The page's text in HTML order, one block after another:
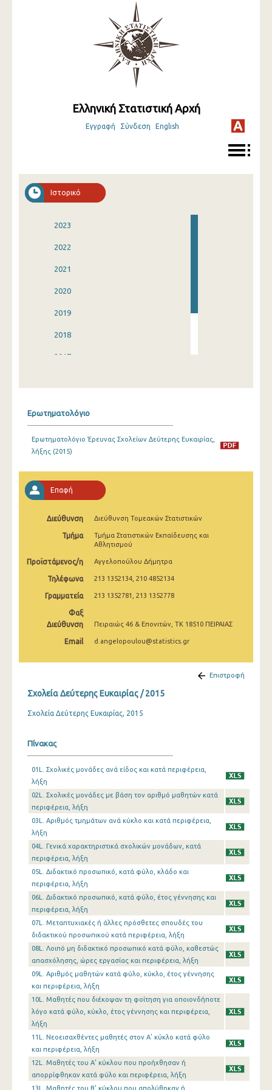
Ελληνική Στατιστική Αρχή
Εγγραφή Σύνδεση English
Ιστορικό
2023
2022
2021
2020
2019
2018
2017
Ερωτηματολόγιο
Ερωτηματολόγιο Έρευνας Σχολείων Δεύτερης Ευκαιρίας,
λήξης (2015)
Επαφή
Διεύθυνση Διεύθυνση Τομεακών Στατιστικών
Τμήμα
Τμήμα Στατιστικών Εκπαίδευσης και
Αθλητισμού
Προϊστάμενος/η Αγγελοπούλου Δήμητρα
Τηλέφωνα 213 1352134, 210 4852134
Γραμματεία 213 1352781, 213 1352778
Φαξ
Διεύθυνση
Πειραιώς 46 & Επονιτών, ΤΚ 18510 ΠΕΙΡΑΙΑΣ
Email d.angelopoulou@statistics.gr
Επιστροφή
Σχολεία Δεύτερης Ευκαιρίας / 2015
Σχολεία Δεύτερης Ευκαιρίας, 2015
Πίνακας
01L. Σχολικές μονάδες ανά είδος και κατά περιφέρεια,
λήξη
02L. Σχολικές μονάδες με βάση τον αριθμό μαθητών κατά
περιφέρεια, λήξη
03L. Αριθμός τμημάτων ανά κύκλο και κατά περιφέρεια,
λήξη
04L. Γενικά χαρακτηριστικά σχολικών μονάδων, κατά
περιφέρεια, λήξη
05L. Διδακτικό προσωπικό, κατά φύλο, κλάδο και
περιφέρεια, λήξη
06L. Διδακτικό προσωπικό, κατά φύλο, έτος γέννησης και
περιφέρεια, λήξη
07L. Μεταπτυχιακές ή άλλες πρόσθετες σπουδές του
διδακτικού προσωπικού κατά περιφέρεια, λήξη
08L. Λοιπό μη διδακτικό προσωπικό κατά φύλο, καθεστώς
απασχόλησης, ώρες εργασίας και περιφέρεια, λήξη
09L. Αριθμός μαθητών κατά φύλο, κύκλο, έτος γέννησης
και περιφέρεια, λήξη
10L. Μαθητές που διέκοψαν τη φοίτηση για οποιονδήποτε
λόγο κατά φύλο, κύκλο, έτος γέννησης και περιφέρεια,
λήξη
11L. Νεοεισαχθέντες μαθητές στον Α’ κύκλο κατά φύλο
και περιφέρεια, λήξη
12L. Μαθητές του Α’ κύκλου που προήχθησαν ή
απορρίφθηκαν κατά φύλο και περιφέρεια, λήξη
13L. Μαθητές του Β’ κύκλου που απολύθηκαν ή